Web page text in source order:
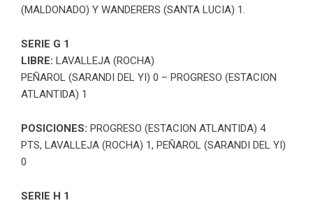
(MALDONADO) Y WANDERERS (SANTA LUCIA) 1.
SERIE G 1
LIBRE: LAVALLEJA (ROCHA)
PEÑAROL (SARANDI DEL YI) 0 – PROGRESO (ESTACION
ATLANTIDA) 1
POSICIONES: PROGRESO (ESTACION ATLANTIDA) 4
PTS, LAVALLEJA (ROCHA) 1, PEÑAROL (SARANDI DEL YI)
0
SERIE H 1